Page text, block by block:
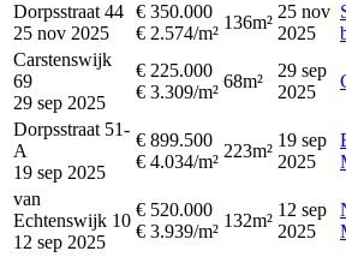
Dorpsstraat 44
25 nov 2025
€ 350.000
€ 2.574/m²
136m²
25 nov
2025
Carstenswijk
69
29 sep 2025
€ 225.000
€ 3.309/m²
68m²
29 sep
2025
Dorpsstraat 51-
A
19 sep 2025
€ 899.500
€ 4.034/m²
223m²
19 sep
2025
van
Echtenswijk 10
12 sep 2025
€ 520.000
€ 3.939/m²
132m²
12 sep
2025